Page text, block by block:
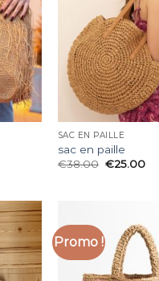
SAC EN PAILLE
sac en paille
€38.00 €25.00
Promo !